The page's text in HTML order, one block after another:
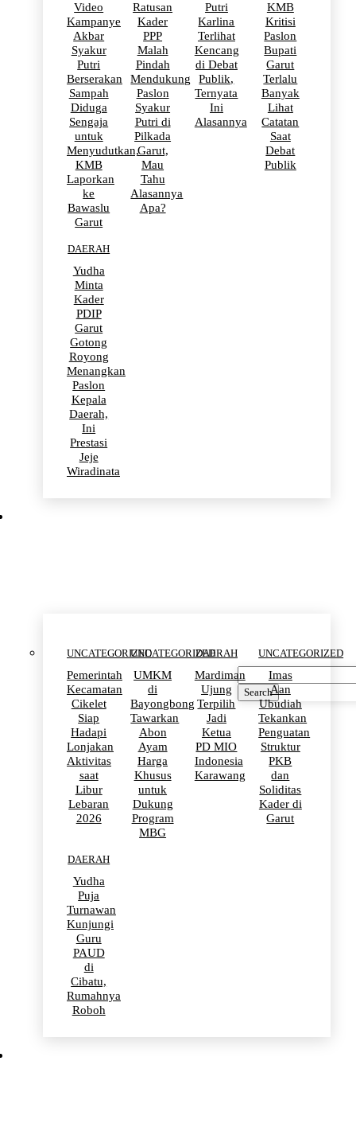
Video
Kampanye
Akbar
Syakur
Putri
Berserakan
Sampah
Diduga
Sengaja
untuk
Menyudutkan,
KMB
Laporkan
ke
Bawaslu
Garut
Ratusan
Kader
PPP
Malah
Pindah
Mendukung
Paslon
Syakur
Putri di
Pilkada
Garut,
Mau
Tahu
Alasannya
Apa?
Putri
Karlina
Terlihat
Kencang
di Debat
Publik,
Ternyata
Ini
Alasannya
KMB
Kritisi
Paslon
Bupati
Garut
Terlalu
Banyak
Lihat
Catatan
Saat
Debat
Publik
DAERAH
Yudha
Minta
Kader
PDIP
Garut
Gotong
Royong
Menangkan
Paslon
Kepala
Daerah,
Ini
Prestasi
Jeje
Wiradinata
UNCATEGORIZED
Pemerintah
Kecamatan
Cikelet
Siap
Hadapi
Lonjakan
Aktivitas
saat
Libur
Lebaran
2026
UNCATEGORIZED
UMKM
di
Bayongbong
Tawarkan
Abon
Ayam
Harga
Khusus
untuk
Dukung
Program
MBG
DAERAH
Mardiman
Ujung
Terpilih
Jadi
Ketua
PD MIO
Indonesia
Karawang
UNCATEGORIZED
Imas
Aan
Ubudiah
Tekankan
Penguatan
Struktur
PKB
dan
Soliditas
Kader di
Garut
DAERAH
Yudha
Puja
Turnawan
Kunjungi
Guru
PAUD
di
Cibatu,
Rumahnya
Roboh
Search